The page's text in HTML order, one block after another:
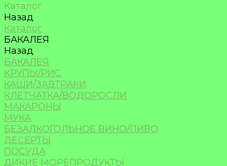
Каталог
Назад
Каталог
БАКАЛЕЯ
Назад
БАКАЛЕЯ
КРУПЫ/РИС
КАШИ/ЗАВТРАКИ
КЛЕТЧАТКА/ВОДОРОСЛИ
МАКАРОНЫ
МУКА
БЕЗАЛКОГОЛЬНОЕ ВИНО/ПИВО
ДЕСЕРТЫ
ПОСУДА
ДИКИЕ МОРЕПРОДУКТЫ